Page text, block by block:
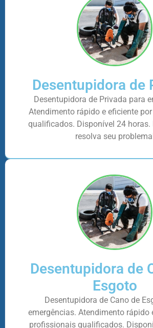
Desentupidora de
Desentupidora de Privada para
Atendimento rápido e eficiente
qualificados. Disponível 24 horas.
resolva seu
Desentupidora de
Esgoto
Desentupidora de Cano de
emergências. Atendimento rápido
profissionais qualificados.